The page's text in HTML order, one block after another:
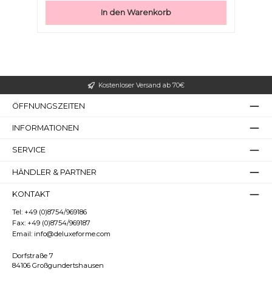
In den Warenkorb
Kostenloser Versand ab 70€
ÖFFNUNGSZEITEN
INFORMATIONEN
SERVICE
HÄNDLER & PARTNER
KONTAKT
Tel: +49 (0)8754/969186
Fax: +49 (0)8754/969187
Email: info@deluxeforme.com
Dorfstraße 7
84106 Großgundertshausen